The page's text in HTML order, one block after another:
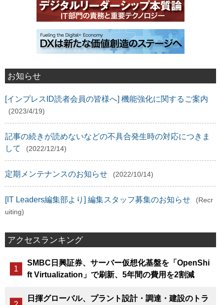
お知らせ
[インプレスID読者会員の皆様へ] 機能強化に関するご案内
(2023/4/19)
記事の続きが読めないなどの不具合発生時の対応につきま
して
(2022/12/14)
定期メンテナンスのお知らせ (2022/10/14)
[IT Leaders編集部より] 編集スタッフ募集のお知らせ
(Recr
uiting)
アクセスランキング
SMBC日興証券、サーバー仮想化基盤を「OpenShi
ft Virtualization」で刷新、5年間の費用を2割減
日揮グローバル、プラント設計・調達・建設のトラ